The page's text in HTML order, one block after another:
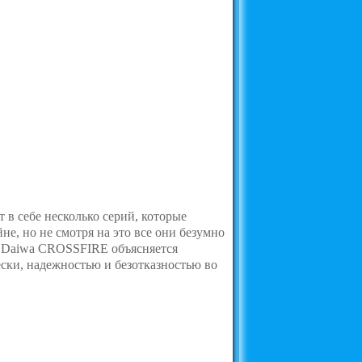
себе несколько серий, которые
но не смотря на это все они безумно
CROSSFIRE объясняется
надежностью и безотказностью во